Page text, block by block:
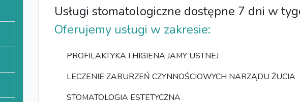
Usługi stomatologiczne dostępne 7 dni w
Oferujemy usługi w zakresie:
PROFILAKTYKA I HIGIENA JAMY USTNEJ
LECZENIE ZABURZEŃ CZYNNOŚCIOWYCH NARZĄDU ŻUCIA
STOMATOLOGIA ESTETYCZNA